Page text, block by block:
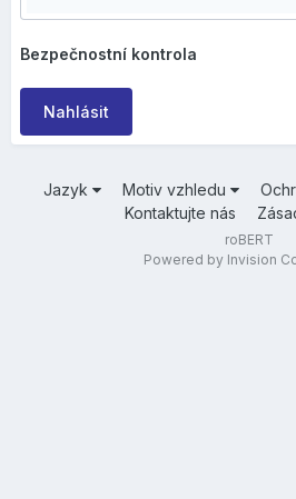
Bezpečnostní kontrola
Nahlásit
Jazyk Motiv vzhledu
Kontaktujte nás
roBERT
Powered by Invision